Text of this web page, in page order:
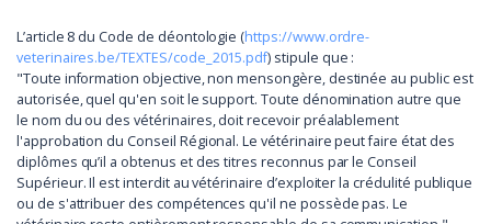
L’article 8 du Code de déontologie (https://www.ordre-
veterinaires.be/TEXTES/code_2015.pdf) stipule que :
"Toute information objective, non mensongère, destinée au public est
autorisée, quel qu'en soit le support. Toute dénomination autre que
le nom du ou des vétérinaires, doit recevoir préalablement
l'approbation du Conseil Régional. Le vétérinaire peut faire état des
diplômes qu’il a obtenus et des titres reconnus par le Conseil
Supérieur. Il est interdit au vétérinaire d’exploiter la crédulité publique
ou de s'attribuer des compétences qu'il ne possède pas. Le